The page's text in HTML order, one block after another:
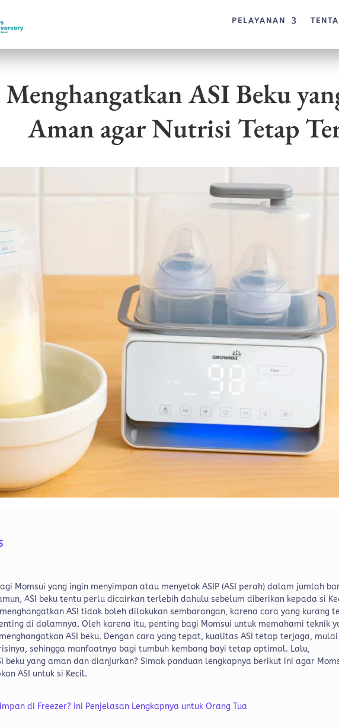
PELAYANAN
ASI Beku
Aman agar Nutrisi Tetap
Momsui yang ingin menyimpan atau menyetok ASIP (ASI perah) dalam jumlah
ASI beku tentu perlu dicairkan terlebih dahulu sebelum diberikan kepada si
ASI tidak boleh dilakukan sembarangan, karena cara yang kurang
di dalamnya.Oleh karena itu, penting bagi Momsui untuk memahami teknik
ASI beku. Dengan cara yang tepat, kualitas ASI tetap terjaga, mulai
sehingga manfaatnya bagi tumbuh kembang bayi tetap optimal. Lalu,
beku yang aman dan dianjurkan? Simak panduan lengkapnya berikut ini agar
ASI untuk si Kecil.
di Freezer? Ini Penjelasan Lengkapnya untuk Orang Tua